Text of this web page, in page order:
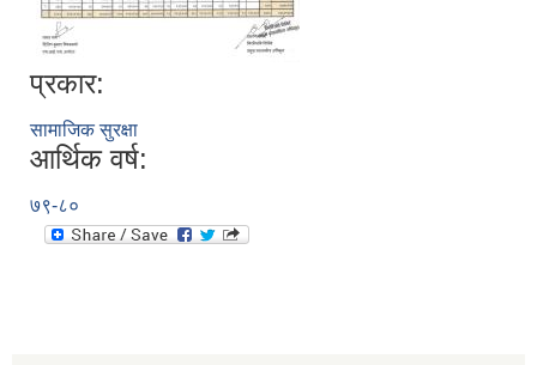
प्रकार:
सामाजिक सुरक्षा
आर्थिक वर्ष:
७९-८०